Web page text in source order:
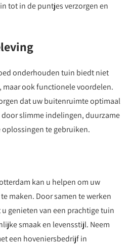
tot in de puntjes verzorgen en
onderhouden tuin biedt niet
maar ook functionele voordelen.
dat uw buitenruimte optimaal
slimme indelingen, duurzame
te gebruiken.
kan u helpen om uw
maken. Door samen te werken
genieten van een prachtige tuin
smaak en levensstijl. Neem
een hoveniersbedrijf in